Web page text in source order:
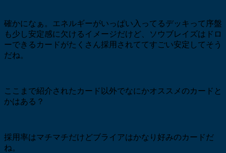
確かになぁ。エネルギーがいっぱい入ってるデッキって序盤
も少し安定感に欠けるイメージだけど、ソウブレイズはドロ
ーできるカードがたくさん採用されててすごい安定してそう
だね。
ここまで紹介されたカード以外でなにかオススメのカードと
かはある？
採用率はマチマチだけどブライアはかなり好みのカードだ
ね。